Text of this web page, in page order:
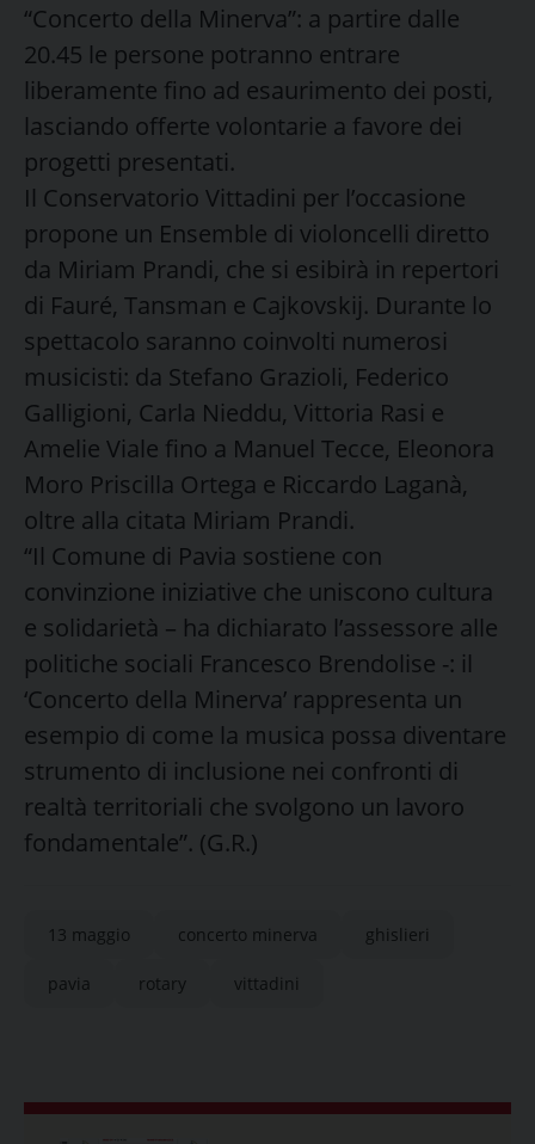
“Concerto della Minerva”: a partire dalle
20.45 le persone potranno entrare
liberamente fino ad esaurimento dei posti,
lasciando offerte volontarie a favore dei
progetti presentati.
Il Conservatorio Vittadini per l’occasione
propone un Ensemble di violoncelli diretto
da Miriam Prandi, che si esibirà in repertori
di Fauré, Tansman e Cajkovskij. Durante lo
spettacolo saranno coinvolti numerosi
musicisti: da Stefano Grazioli, Federico
Galligioni, Carla Nieddu, Vittoria Rasi e
Amelie Viale fino a Manuel Tecce, Eleonora
Moro Priscilla Ortega e Riccardo Laganà,
oltre alla citata Miriam Prandi.
“Il Comune di Pavia sostiene con
convinzione iniziative che uniscono cultura
e solidarietà – ha dichiarato l’assessore alle
politiche sociali Francesco Brendolise -: il
‘Concerto della Minerva’ rappresenta un
esempio di come la musica possa diventare
strumento di inclusione nei confronti di
realtà territoriali che svolgono un lavoro
fondamentale”. (G.R.)
13 maggio concerto minerva ghislieri
pavia rotary vittadini